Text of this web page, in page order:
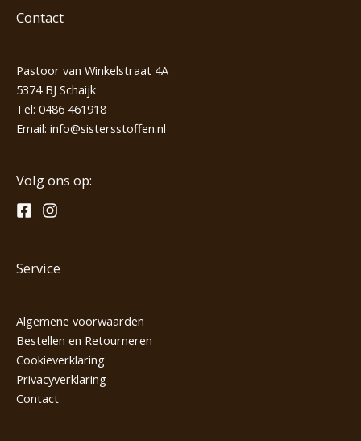
Contact
Pastoor van Winkelstraat 4A
5374 BJ Schaijk
Tel: 0486 461918
Email: info@sistersstoffen.nl
Volg ons op:
Service
Algemene voorwaarden
Bestellen en Retourneren
Cookieverklaring
Privacyverklaring
Contact